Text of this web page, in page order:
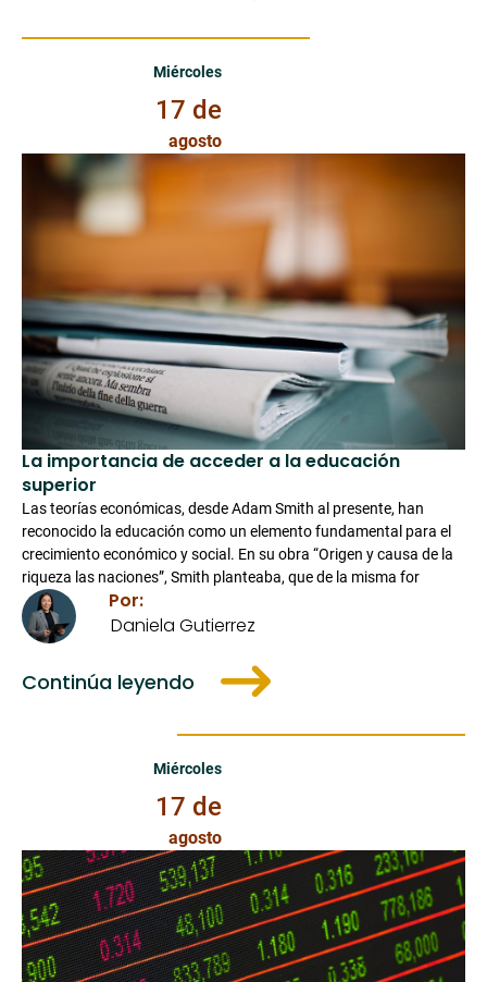
Miércoles 17 de Agosto de 2022
Miércoles
17 de
agosto
La importancia de acceder a la educación
superior
Las teorías económicas, desde Adam Smith al presente, han
reconocido la educación como un elemento fundamental para el
crecimiento económico y social. En su obra “Origen y causa de la
riqueza las naciones”, Smith planteaba, que de la misma for
Por:
Daniela Gutierrez
Continúa leyendo
Miércoles 17 de Agosto de 2022
Miércoles
17 de
agosto